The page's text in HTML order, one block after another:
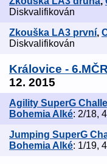
Diskvalifikován
Zkouška LA3 první,
Diskvalifikován
Královice -
12. 2015
Agility SuperG
Bohemia Alké: 2/18,
Jumping SuperG
Bohemia Alké: 1/19,